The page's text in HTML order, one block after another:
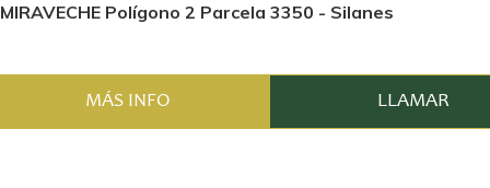
MIRAVECHE Polígono 2 Parcela 3350 - Silanes
MÁS INFO LLAMAR